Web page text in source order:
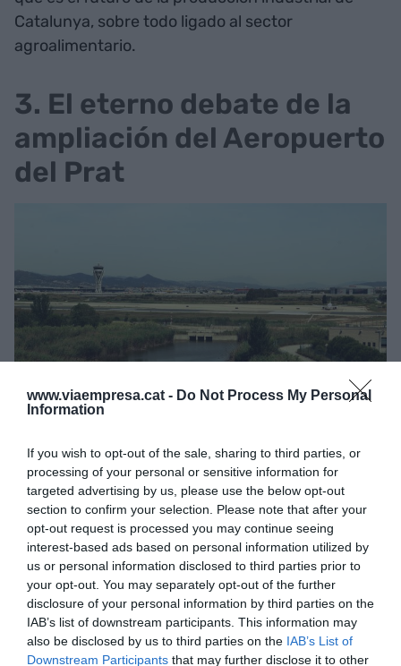
www.viaempresa.cat - Do Not Process My Personal
Information
If you wish to opt-out of the sale, sharing to third parties, or
processing of your personal or sensitive information for
targeted advertising by us, please use the below opt-out
section to confirm your selection. Please note that after your
opt-out request is processed you may continue seeing
interest-based ads based on personal information utilized by
us or personal information disclosed to third parties prior to
your opt-out. You may separately opt-out of the further
disclosure of your personal information by third parties on the
IAB’s list of downstream participants. This information may
also be disclosed by us to third parties on the IAB’s List of
Downstream Participants that may further disclose it to other
Catalunya, sobre todo ligado al sector
agroalimentario.
3. El eterno debate de la
ampliación del Aeropuerto
del Prat
de la Isla | ACN
“Debemos mejorar la conectividad
intercontinental”, destaca Moreno.La ampliación
del Aeropuerto del Prates esencial para situar
Catalunya como un hub global de referencia. El
aumento de capacidad aérea potenciará el
comercio internacional, la atracción de talento y la
captación de inversiones estratégicas.